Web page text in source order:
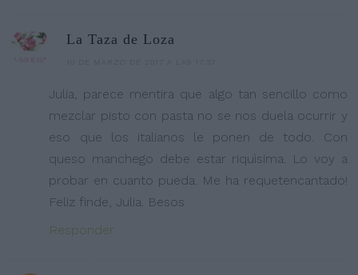
La Taza de Loza
Julia, parece mentira que algo tan sencillo como
mezclar pisto con pasta no se nos duela ocurrir y
eso que los italianos le ponen de todo. Con
queso manchego debe estar riquìsima. Lo voy a
probar en cuanto pueda. Me ha requetencantado!
Feliz finde, Julia. Besos
Responder